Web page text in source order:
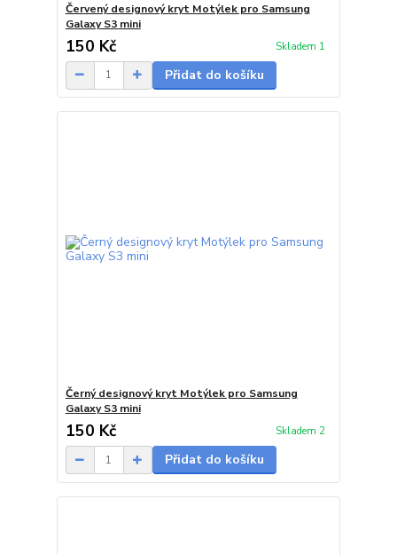
Červený designový kryt Motýlek pro Samsung
Galaxy S3 mini
150 Kč Skladem 1
Přidat do košíku
Černý designový kryt Motýlek pro Samsung
Galaxy S3 mini
150 Kč Skladem 2
Přidat do košíku